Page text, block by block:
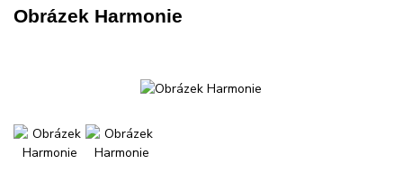
Obrázek Harmonie